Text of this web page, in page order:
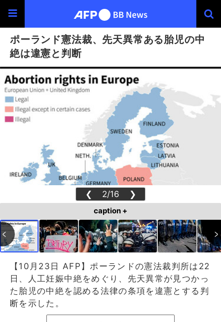
ポーランド憲法裁、先天異常ある胎児の中
絶は違憲と判断
❮ 2/16 ❯
caption +
【10月23日 AFP】ポーランドの憲法裁判所は22
日、人工妊娠中絶をめぐり、先天異常が見つかっ
た胎児の中絶を認める法律の条項を違憲とする判
断を示した。